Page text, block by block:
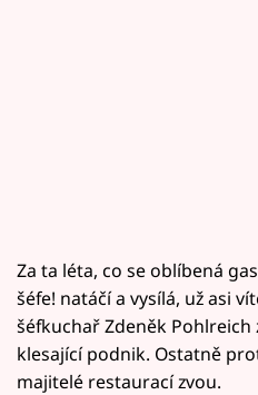
Za ta léta, co se oblíbená
šéfe! natáčí a vysílá, už asi
šéfkuchař Zdeněk
klesající podnik. Ostatně
majitelé restaurací zvou.